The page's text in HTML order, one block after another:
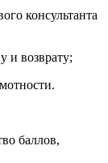
консультанта
и возврату;
баллов,